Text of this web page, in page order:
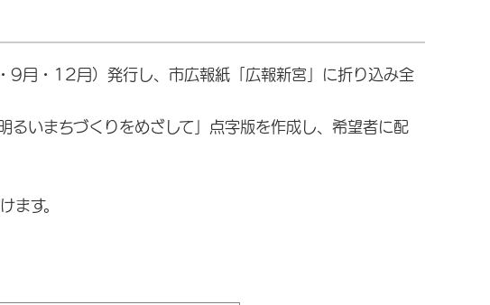
月・12月）発行し、市広報紙「広報新宮」に折り込み全
いまちづくりをめざして」点字版を作成し、希望者に配
ます。